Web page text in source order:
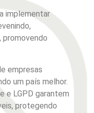
implementar
empresas
um país melhor.
e LGPD garantem
protegendo